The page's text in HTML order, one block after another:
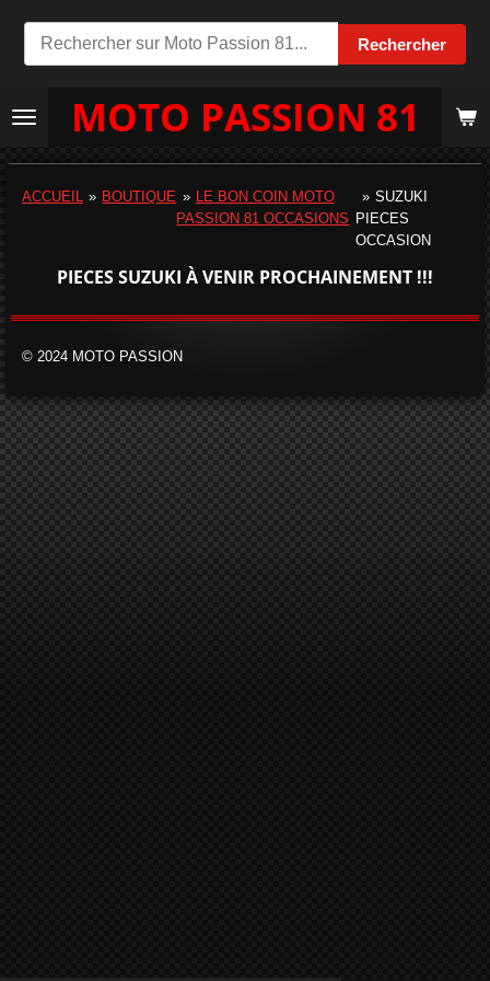
Rechercher
Passer
au
principal
MOTO PASSION 81
ACCUEIL » BOUTIQUE » LE BON COIN MOTO
PASSION 81 OCCASIONS
» SUZUKI
PIECES
OCCASION
PIECES SUZUKI À VENIR PROCHAINEMENT !!!
© 2024 MOTO PASSION